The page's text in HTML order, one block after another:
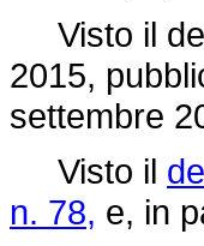
Visto il
2015,
settembre
Visto il
n. 78, e, in